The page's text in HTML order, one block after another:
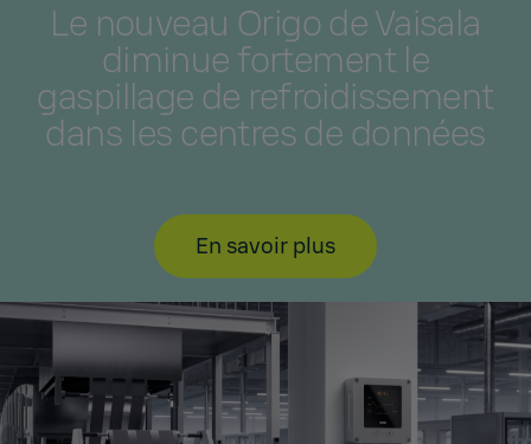
Le nouveau Origo de Vaisala
diminue fortement le
gaspillage de refroidissement
dans les centres de données
En savoir plus